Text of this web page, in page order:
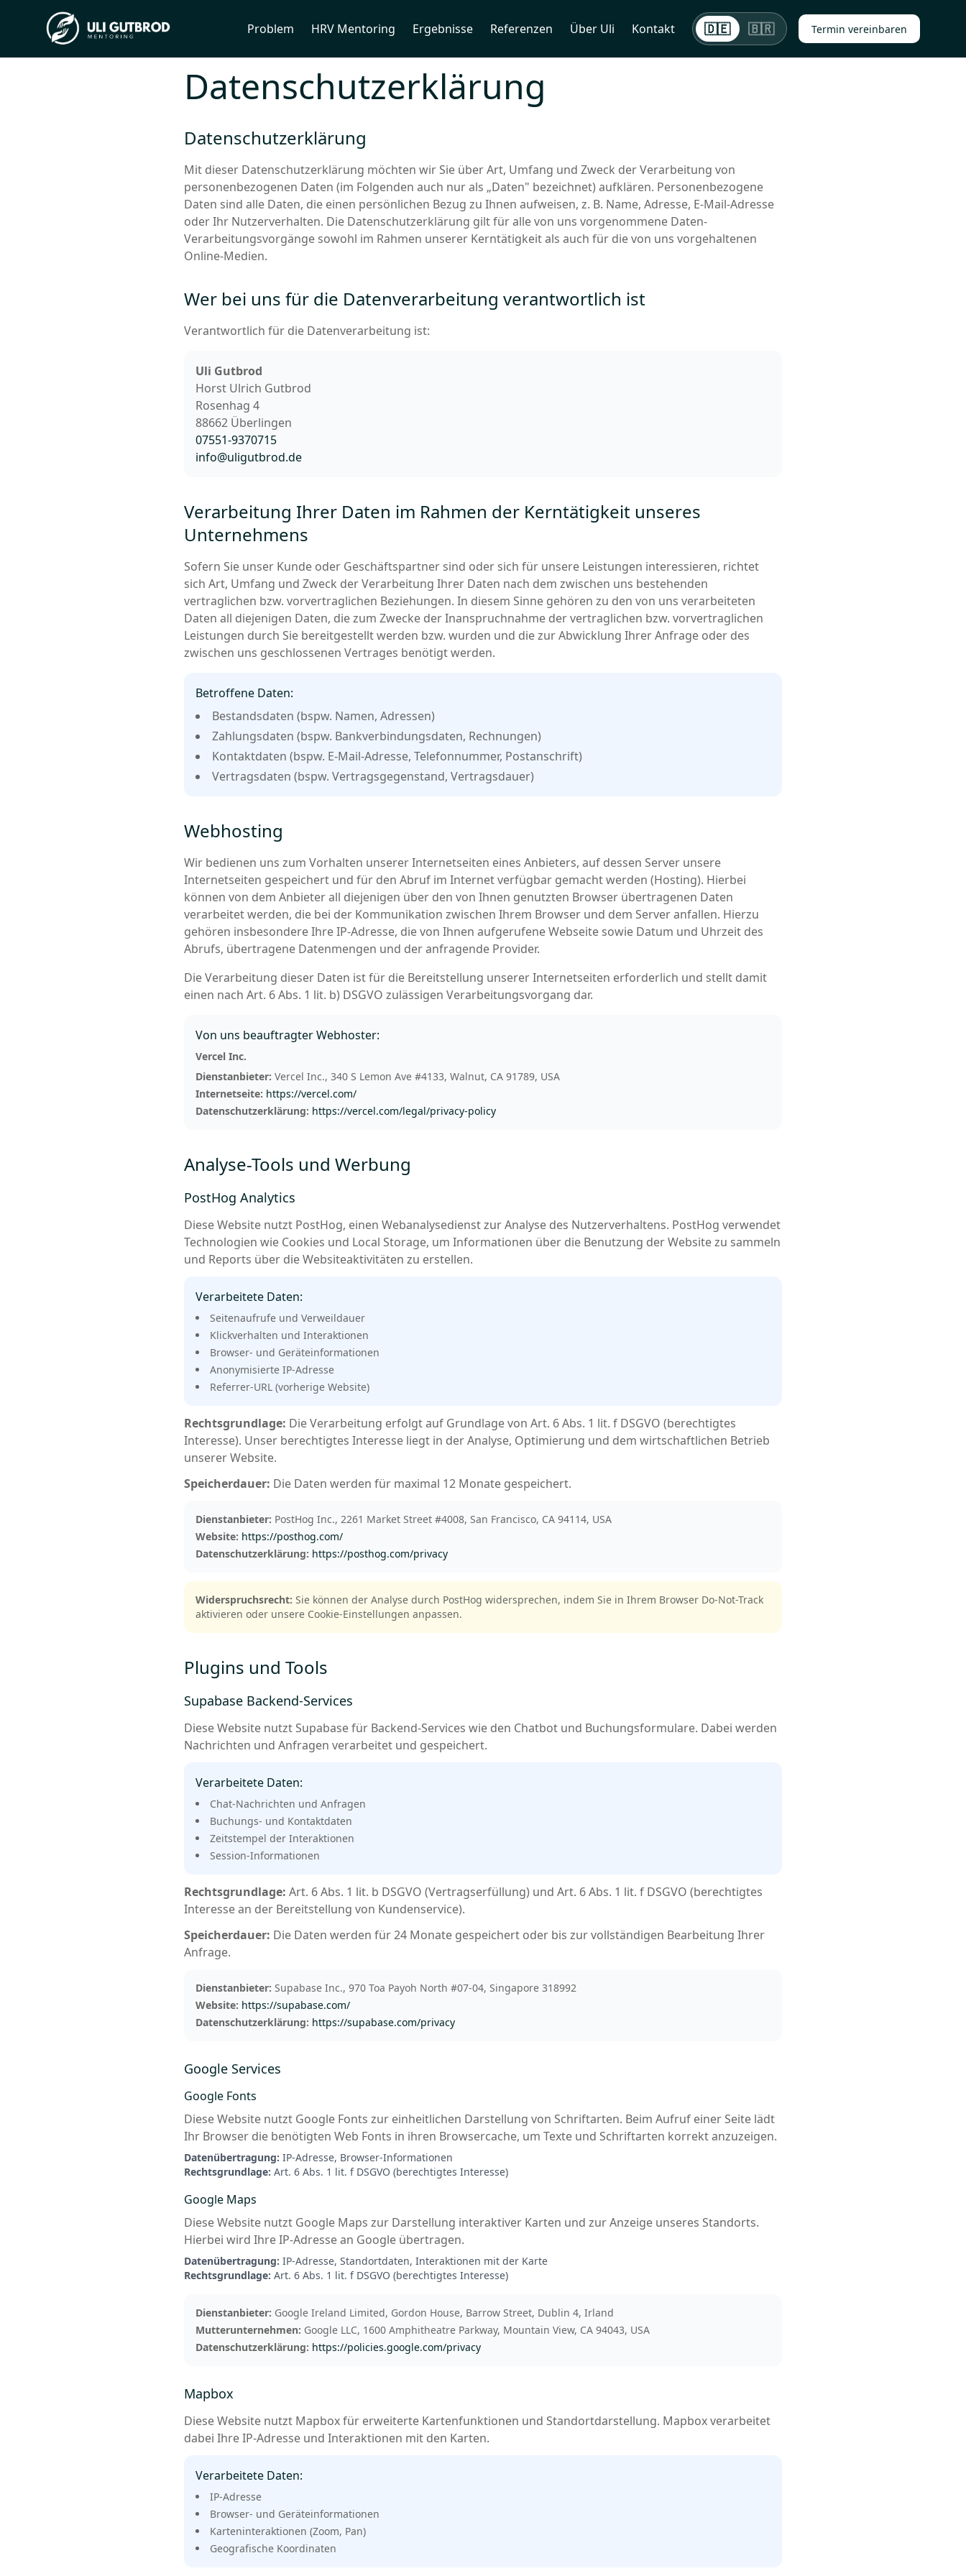
Problem HRV Mentoring Ergebnisse Referenzen Über Uli Kontakt 🇩🇪 🇧🇷 Termin vereinbaren
Datenschutzerklärung
Datenschutzerklärung
Mit dieser Datenschutzerklärung möchten wir Sie über Art, Umfang und Zweck der Verarbeitung von
personenbezogenen Daten (im Folgenden auch nur als „Daten" bezeichnet) aufklären. Personenbezogene
Daten sind alle Daten, die einen persönlichen Bezug zu Ihnen aufweisen, z. B. Name, Adresse, E-Mail-Adresse
oder Ihr Nutzerverhalten. Die Datenschutzerklärung gilt für alle von uns vorgenommene Daten-
Verarbeitungsvorgänge sowohl im Rahmen unserer Kerntätigkeit als auch für die von uns vorgehaltenen
Online-Medien.
Wer bei uns für die Datenverarbeitung verantwortlich ist
Verantwortlich für die Datenverarbeitung ist:
Uli Gutbrod
Horst Ulrich Gutbrod
Rosenhag 4
88662 Überlingen
07551-9370715
info@uligutbrod.de
Verarbeitung Ihrer Daten im Rahmen der Kerntätigkeit unseres
Unternehmens
Sofern Sie unser Kunde oder Geschäftspartner sind oder sich für unsere Leistungen interessieren, richtet
sich Art, Umfang und Zweck der Verarbeitung Ihrer Daten nach dem zwischen uns bestehenden
vertraglichen bzw. vorvertraglichen Beziehungen. In diesem Sinne gehören zu den von uns verarbeiteten
Daten all diejenigen Daten, die zum Zwecke der Inanspruchnahme der vertraglichen bzw. vorvertraglichen
Leistungen durch Sie bereitgestellt werden bzw. wurden und die zur Abwicklung Ihrer Anfrage oder des
zwischen uns geschlossenen Vertrages benötigt werden.
Betroffene Daten:
Bestandsdaten (bspw. Namen, Adressen)
Zahlungsdaten (bspw. Bankverbindungsdaten, Rechnungen)
Kontaktdaten (bspw. E-Mail-Adresse, Telefonnummer, Postanschrift)
Vertragsdaten (bspw. Vertragsgegenstand, Vertragsdauer)
Webhosting
Wir bedienen uns zum Vorhalten unserer Internetseiten eines Anbieters, auf dessen Server unsere
Internetseiten gespeichert und für den Abruf im Internet verfügbar gemacht werden (Hosting). Hierbei
können von dem Anbieter all diejenigen über den von Ihnen genutzten Browser übertragenen Daten
verarbeitet werden, die bei der Kommunikation zwischen Ihrem Browser und dem Server anfallen. Hierzu
gehören insbesondere Ihre IP-Adresse, die von Ihnen aufgerufene Webseite sowie Datum und Uhrzeit des
Abrufs, übertragene Datenmengen und der anfragende Provider.
Die Verarbeitung dieser Daten ist für die Bereitstellung unserer Internetseiten erforderlich und stellt damit
einen nach Art. 6 Abs. 1 lit. b) DSGVO zulässigen Verarbeitungsvorgang dar.
Von uns beauftragter Webhoster:
Vercel Inc.
Dienstanbieter: Vercel Inc., 340 S Lemon Ave #4133, Walnut, CA 91789, USA
Internetseite: https://vercel.com/
Datenschutzerklärung: https://vercel.com/legal/privacy-policy
Analyse-Tools und Werbung
PostHog Analytics
Diese Website nutzt PostHog, einen Webanalysedienst zur Analyse des Nutzerverhaltens. PostHog verwendet
Technologien wie Cookies und Local Storage, um Informationen über die Benutzung der Website zu sammeln
und Reports über die Websiteaktivitäten zu erstellen.
Verarbeitete Daten:
Seitenaufrufe und Verweildauer
Klickverhalten und Interaktionen
Browser- und Geräteinformationen
Anonymisierte IP-Adresse
Referrer-URL (vorherige Website)
Rechtsgrundlage: Die Verarbeitung erfolgt auf Grundlage von Art. 6 Abs. 1 lit. f DSGVO (berechtigtes
Interesse). Unser berechtigtes Interesse liegt in der Analyse, Optimierung und dem wirtschaftlichen Betrieb
unserer Website.
Speicherdauer: Die Daten werden für maximal 12 Monate gespeichert.
Dienstanbieter: PostHog Inc., 2261 Market Street #4008, San Francisco, CA 94114, USA
Website: https://posthog.com/
Datenschutzerklärung: https://posthog.com/privacy
Widerspruchsrecht: Sie können der Analyse durch PostHog widersprechen, indem Sie in Ihrem Browser Do-Not-Track
aktivieren oder unsere Cookie-Einstellungen anpassen.
Plugins und Tools
Supabase Backend-Services
Diese Website nutzt Supabase für Backend-Services wie den Chatbot und Buchungsformulare. Dabei werden
Nachrichten und Anfragen verarbeitet und gespeichert.
Verarbeitete Daten:
Chat-Nachrichten und Anfragen
Buchungs- und Kontaktdaten
Zeitstempel der Interaktionen
Session-Informationen
Rechtsgrundlage: Art. 6 Abs. 1 lit. b DSGVO (Vertragserfüllung) und Art. 6 Abs. 1 lit. f DSGVO (berechtigtes
Interesse an der Bereitstellung von Kundenservice).
Speicherdauer: Die Daten werden für 24 Monate gespeichert oder bis zur vollständigen Bearbeitung Ihrer
Anfrage.
Dienstanbieter: Supabase Inc., 970 Toa Payoh North #07-04, Singapore 318992
Website: https://supabase.com/
Datenschutzerklärung: https://supabase.com/privacy
Google Services
Google Fonts
Diese Website nutzt Google Fonts zur einheitlichen Darstellung von Schriftarten. Beim Aufruf einer Seite lädt
Ihr Browser die benötigten Web Fonts in ihren Browsercache, um Texte und Schriftarten korrekt anzuzeigen.
Datenübertragung: IP-Adresse, Browser-Informationen
Rechtsgrundlage: Art. 6 Abs. 1 lit. f DSGVO (berechtigtes Interesse)
Google Maps
Diese Website nutzt Google Maps zur Darstellung interaktiver Karten und zur Anzeige unseres Standorts.
Hierbei wird Ihre IP-Adresse an Google übertragen.
Datenübertragung: IP-Adresse, Standortdaten, Interaktionen mit der Karte
Rechtsgrundlage: Art. 6 Abs. 1 lit. f DSGVO (berechtigtes Interesse)
Dienstanbieter: Google Ireland Limited, Gordon House, Barrow Street, Dublin 4, Irland
Mutterunternehmen: Google LLC, 1600 Amphitheatre Parkway, Mountain View, CA 94043, USA
Datenschutzerklärung: https://policies.google.com/privacy
Mapbox
Diese Website nutzt Mapbox für erweiterte Kartenfunktionen und Standortdarstellung. Mapbox verarbeitet
dabei Ihre IP-Adresse und Interaktionen mit den Karten.
Verarbeitete Daten:
IP-Adresse
Browser- und Geräteinformationen
Karteninteraktionen (Zoom, Pan)
Geografische Koordinaten